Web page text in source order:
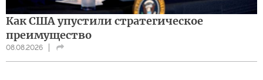
Как США упустили стратегическое
преимущество
08.08.2026